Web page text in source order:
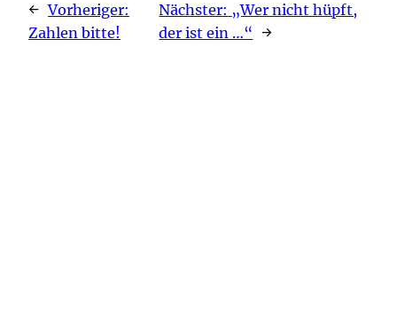
← Vorheriger:
Zahlen bitte!
Nächster: „Wer nicht hüpft,
der ist ein …“ →